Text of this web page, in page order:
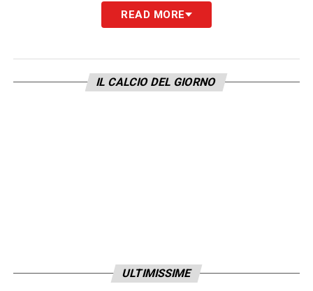
Merenguesinfatti hanno undiritto di
possibilità di pareggiare l’offerta. Per questo
READ MORE
IL CALCIO DEL GIORNO
ULTIMISSIME